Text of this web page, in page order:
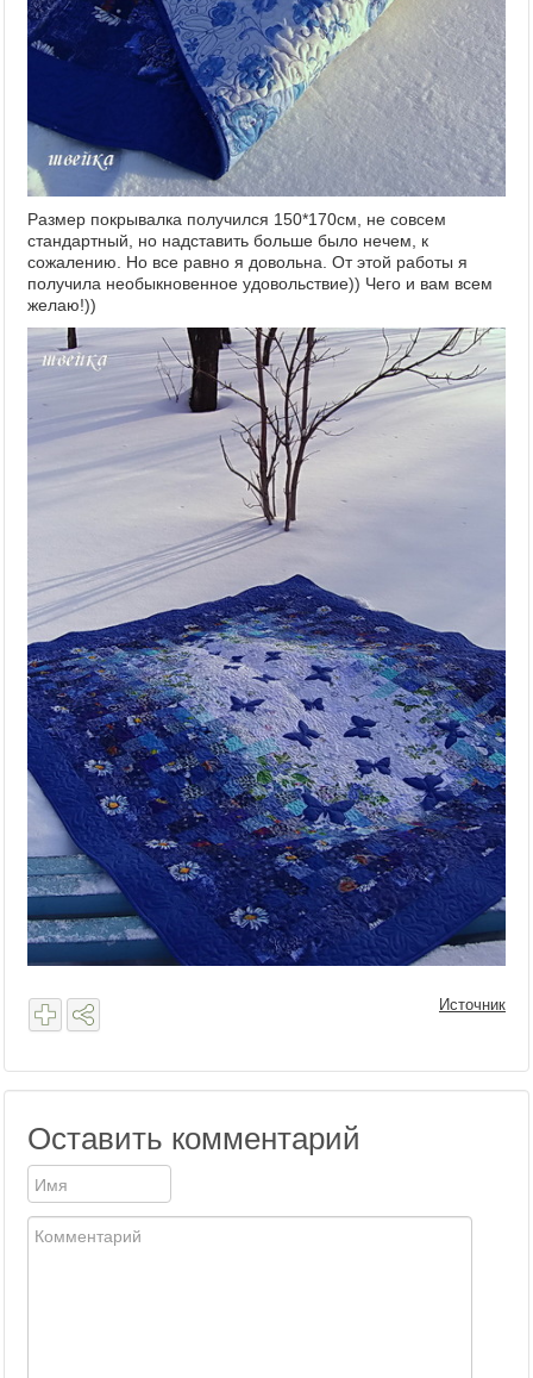
Размер покрывалка получился 150*170см, не совсем
стандартный, но надставить больше было нечем, к
сожалению. Но все равно я довольна. От этой работы я
получила необыкновенное удовольствие)) Чего и вам всем
желаю!))
Источник
Оставить комментарий